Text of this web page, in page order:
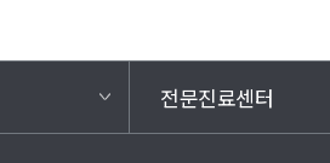
전문진료센터